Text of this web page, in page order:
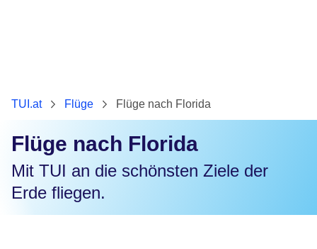
TUI.at Flüge Flüge nach Florida
Flüge nach Florida
Mit TUI an die schönsten Ziele der
Erde fliegen.